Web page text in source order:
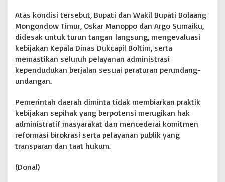
Atas kondisi tersebut, Bupati dan Wakil Bupati Bolaang
Mongondow Timur, Oskar Manoppo dan Argo Sumaiku,
didesak untuk turun tangan langsung, mengevaluasi
kebijakan Kepala Dinas Dukcapil Boltim, serta
memastikan seluruh pelayanan administrasi
kependudukan berjalan sesuai peraturan perundang-
undangan.
Pemerintah daerah diminta tidak membiarkan praktik
kebijakan sepihak yang berpotensi merugikan hak
administratif masyarakat dan mencederai komitmen
reformasi birokrasi serta pelayanan publik yang
transparan dan taat hukum.
(Donal)